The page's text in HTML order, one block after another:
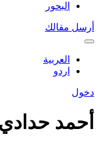
البحور
أرسل مقالك
العربية
اردو
دخول
أحمد حدادي